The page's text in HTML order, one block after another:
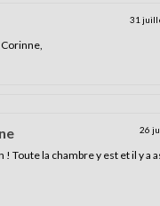
31
26
! Toute la chambre y est et il y a